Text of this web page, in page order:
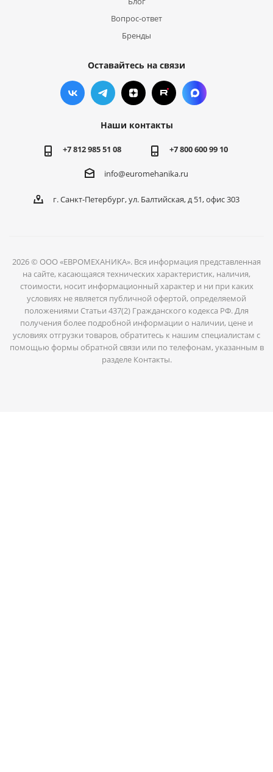
Вопрос-ответ
Бренды
Оставайтесь на связи
Наши контакты
+7 812 985 51 08 +7 800 600 99 10
info@euromehanika.ru
г. Санкт-Петербург, ул. Балтийская, д 51, офис 303
2026 © ООО «ЕВРОМЕХАНИКА». Вся информация представленная
на сайте, касающаяся технических характеристик, наличия,
стоимости, носит информационный характер и ни при каких
условиях не является публичной офертой, определяемой
положениями Статьи 437(2) Гражданского кодекса РФ. Для
получения более подробной информации о наличии, цене и
условиях отгрузки товаров, обратитесь к нашим специалистам с
помощью формы обратной связи или по телефонам, указанным в
разделе Контакты.